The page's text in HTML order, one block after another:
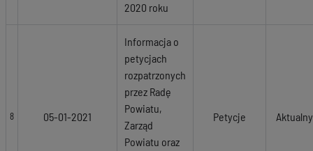
2020 roku
8 05-01-2021
Informacja o
petycjach
rozpatrzonych
przez Radę
Powiatu,
Zarząd
Powiatu oraz
Petycje Aktualny